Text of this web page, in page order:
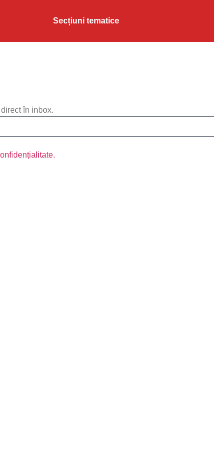
Secțiuni tematice
în inbox.